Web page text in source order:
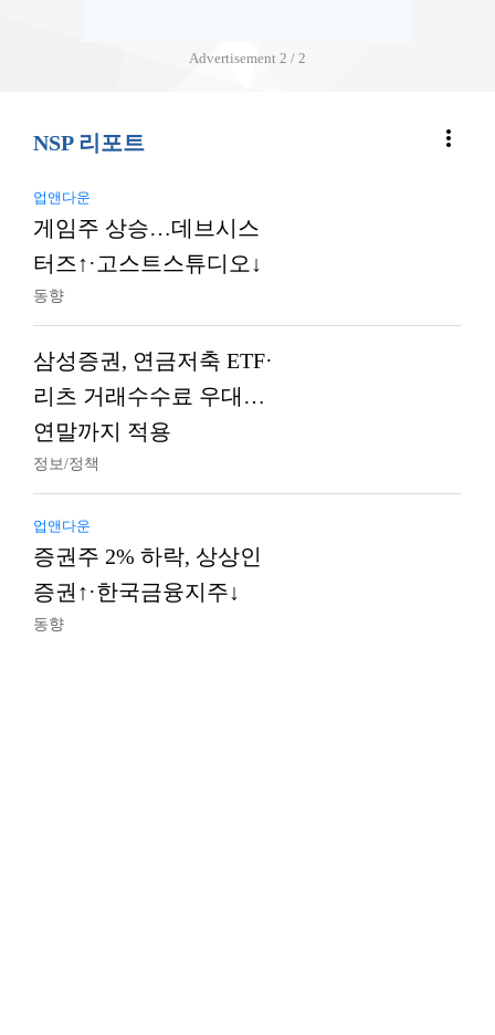
Advertisement 2 / 2
NSP 리포트 more_vert
업앤다운
게임주 상승…데브시스
터즈↑·고스트스튜디오↓
동향
삼성증권, 연금저축 ETF·
리츠 거래수수료 우대…
연말까지 적용
정보/정책
업앤다운
증권주 2% 하락, 상상인
증권↑·한국금융지주↓
동향